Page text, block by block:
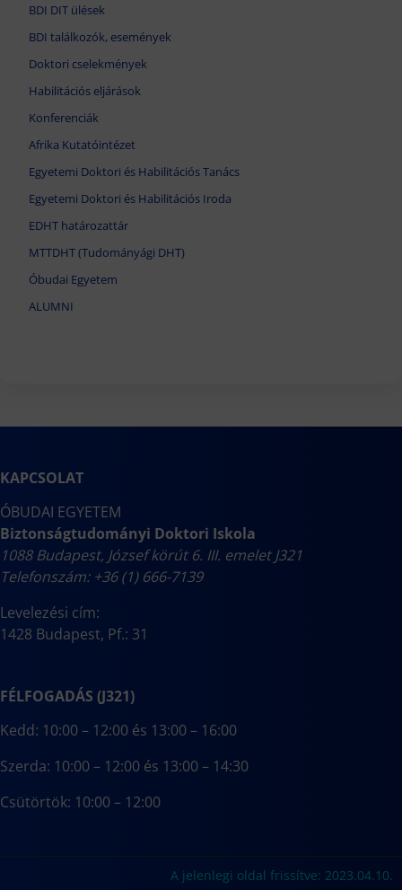
BDI DIT ülések
BDI találkozók, események
Doktori cselekmények
Habilitációs eljárások
Konferenciák
Afrika Kutatóintézet
Egyetemi Doktori és Habilitációs Tanács
Egyetemi Doktori és Habilitációs Iroda
EDHT határozattár
MTTDHT (Tudományági DHT)
Óbudai Egyetem
ALUMNI
KAPCSOLAT
ÓBUDAI EGYETEM
Biztonságtudományi Doktori Iskola
1088 Budapest, József körút 6. III. emelet J321
Telefonszám: +36 (1) 666-7139
Levelezési cím:
1428 Budapest, Pf.: 31
FÉLFOGADÁS (J321)
Kedd: 10:00 – 12:00 és 13:00 – 16:00
Szerda: 10:00 – 12:00 és 13:00 – 14:30
Csütörtök: 10:00 – 12:00
A jelenlegi oldal frissítve: 2023.04.10.